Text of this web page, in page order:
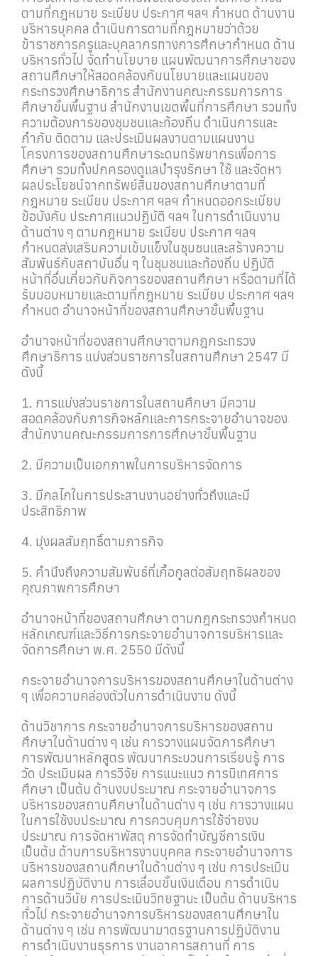
ตามที่กฎหมาย ระเบียบ ประกาศ ฯลฯ กำหนด ด้านงาน
บริหารบุคคล ดำเนินการตามที่กฎหมายว่าด้วย
ข้าราชการครูและบุคลากรทางการศึกษากำหนด ด้าน
บริหารทั่วไป จัดทำนโยบาย แผนพัฒนาการศึกษาของ
สถานศึกษาให้สอดคล้องกับนโยบายและแผนของ
กระทรวงศึกษาธิการ สำนักงานคณะกรรมการการ
ศึกษาขั้นพื้นฐาน สำนักงานเขตพื้นที่การศึกษา รวมทั้ง
ความต้องการของชุมชนและท้องถิ่น ดำเนินการและ
กำกับ ติดตาม และประเมินผลงานตามแผนงาน
โครงการของสถานศึกษาระดมทรัพยากรเพื่อการ
ศึกษา รวมทั้งปกครองดูแลบำรุงรักษา ใช้ และจัดหา
ผลประโยชน์จากทรัพย์สินของสถานศึกษาตามที่
กฎหมาย ระเบียบ ประกาศ ฯลฯ กำหนดออกระเบียบ
ข้อบังคับ ประกาศแนวปฏิบัติ ฯลฯ ในการดำเนินงาน
ด้านต่าง ๆ ตามกฎหมาย ระเบียบ ประกาศ ฯลฯ
กำหนดส่งเสริมความเข้มแข็งในชุมชนและสร้างความ
สัมพันธ์กับสถาบันอื่น ๆ ในชุมชนและท้องถิ่น ปฏิบัติ
หน้าที่อื่นเกี่ยวกับกิจการของสถานศึกษา หรือตามที่ได้
รับมอบหมายและตามที่กฎหมาย ระเบียบ ประกาศ ฯลฯ
กำหนด อำนาจหน้าที่ของสถานศึกษาขั้นพื้นฐาน
อำนาจหน้าที่ของสถานศึกษาตามกฎกระทรวง
ศึกษาธิการ แบ่งส่วนราชการในสถานศึกษา 2547 มี
ดังนี้
1. การแบ่งส่วนราชการในสถานศึกษา มีความ
สอดคล้องกับภารกิจหลักและการกระจายอำนาจของ
สำนักงานคณะกรรมการการศึกษาขั้นพื้นฐาน
2. มีความเป็นเอกภาพในการบริหารจัดการ
3. มีกลไกในการประสานงานอย่างทั่วถึงและมี
ประสิทธิภาพ
4. มุ่งผลสัมฤทธิ์ตามภารกิจ
5. คำนึงถึงความสัมพันธ์ที่เกื้อกูลต่อสัมฤทธิผลของ
คุณภาพการศึกษา
อำนาจหน้าที่ของสถานศึกษา ตามกฎกระทรวงกำหนด
หลักเกณฑ์และวิธีการกระจายอำนาจการบริหารและ
จัดการศึกษา พ.ศ. 2550 มีดังนี้
กระจายอำนาจการบริหารของสถานศึกษาในด้านต่าง
ๆ เพื่อความคล่องตัวในการดำเนินงาน ดังนี้
ด้านวิชาการ กระจายอำนาจการบริหารของสถาน
ศึกษาในด้านต่าง ๆ เช่น การวางแผนจัดการศึกษา
การพัฒนาหลักสูตร พัฒนากระบวนการเรียนรู้ การ
วัด ประเมินผล การวิจัย การแนะแนว การนิเทศการ
ศึกษา เป็นต้น ด้านงบประมาณ กระจายอำนาจการ
บริหารของสถานศึกษาในด้านต่าง ๆ เช่น การวางแผน
ในการใช้งบประมาณ การควบคุมการใช้จ่ายงบ
ประมาณ การจัดหาพัสดุ การจัดทำบัญชีการเงิน
เป็นต้น ด้านการบริหารงานบุคคล กระจายอำนาจการ
บริหารของสถานศึกษาในด้านต่าง ๆ เช่น การประเมิน
ผลการปฏิบัติงาน การเลื่อนขั้นเงินเดือน การดำเนิน
การด้านวินัย การประเมินวิทยฐานะ เป็นต้น ด้านบริหาร
ทั่วไป กระจายอำนาจการบริหารของสถานศึกษาใน
ด้านต่าง ๆ เช่น การพัฒนามาตรฐานการปฏิบัติงาน
การดำเนินงานธุรการ งานอาคารสถานที่ การ